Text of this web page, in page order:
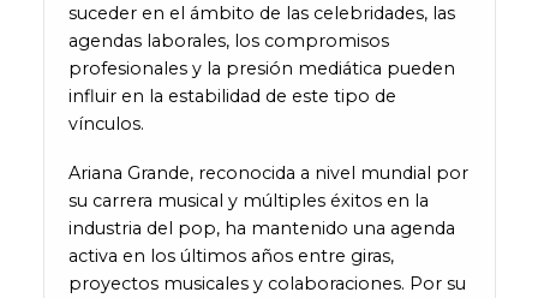
suceder en el ámbito de las celebridades, las
agendas laborales, los compromisos
profesionales y la presión mediática pueden
influir en la estabilidad de este tipo de
vínculos.
Ariana Grande, reconocida a nivel mundial por
su carrera musical y múltiples éxitos en la
industria del pop, ha mantenido una agenda
activa en los últimos años entre giras,
proyectos musicales y colaboraciones. Por su